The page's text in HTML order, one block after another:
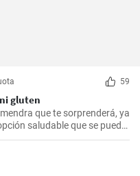
59
gluten
que te sorprenderá, ya
saludable que se puede